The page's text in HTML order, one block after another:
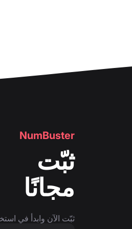
NumBuster
ثبّت
مجانًا
ثبّت الآن وابدأ في